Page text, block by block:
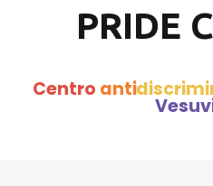
PRIDE
Centro anti